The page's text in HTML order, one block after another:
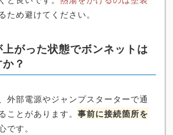
ため避けてください。
がった状態でボンネットは
？
外部電源やジャンプスターターで通
ことがあります。 事前に接続箇所を
です。